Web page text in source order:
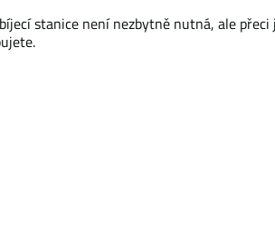
stanice není nezbytně nutná, ale